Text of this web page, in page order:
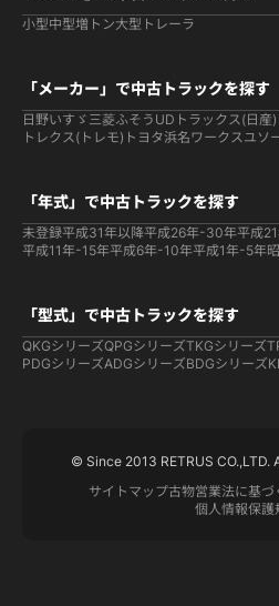
小型中型増トン大型 トレーラ
「メーカー」で中古トラックを探す
日野いすゞ 三菱ふそう UDトラックス(日産)
トレクス(トレモ) トヨタ浜名ワークスユソ
「年式」で中古トラックを探す
未登録平成31年以降平成26年-30年平成
平成11年-15年平成6年-10年平成1年-5年
「型式」で中古トラックを探す
QKGシリーズQPGシリーズTKGシリーズ
PDGシリーズADGシリーズBDGシリーズ
© Since 2013 RETRUS CO.,LTD.
サイトマップ古物営業法に基づ
個人情報保護